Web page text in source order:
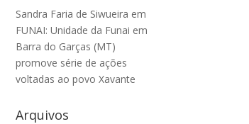
Sandra Faria de Siwueira em
FUNAI: Unidade da Funai em
Barra do Garças (MT)
promove série de ações
voltadas ao povo Xavante
Arquivos